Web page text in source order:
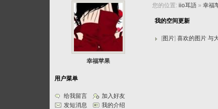
您的位置: iio耳語 » 幸福
我的空间更新
[图片] 喜欢的图片 与
幸福苹果
用户菜单
给我留言
加入好友
发短消息
我的介绍